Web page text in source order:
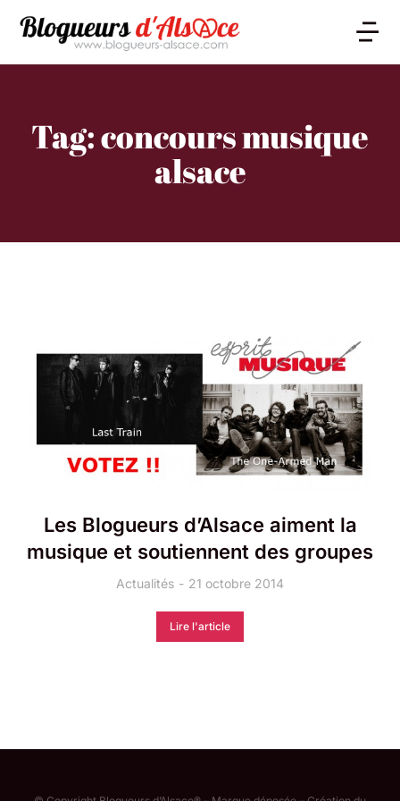
Tag: concours musique
alsace
Les Blogueurs d’Alsace aiment la
musique et soutiennent des groupes
Actualités 21 octobre 2014
Lire l'article